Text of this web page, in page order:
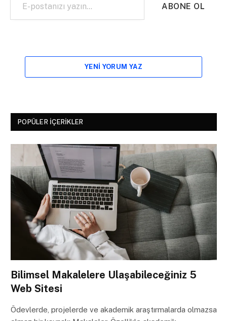
ABONE OL
YENI YORUM YAZ
POPÜLER İÇERIKLER
Bilimsel Makalelere Ulaşabileceğiniz 5
Web Sitesi
Ödevlerde, projelerde ve akademik araştırmalarda olmazsa